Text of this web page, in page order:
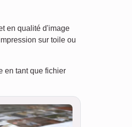
en qualité d'image
sur toile ou
en tant que fichier